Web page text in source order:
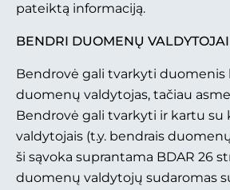
pateiktą informaciją.
BENDRI DUOMENŲ VALDYTOJAI
Bendrovė gali tvarkyti duomenis
duomenų valdytojas, tačiau
Bendrovė gali tvarkyti ir kartu su
valdytojais (t.y. bendrais
ši sąvoka suprantama BDAR 26
duomenų valdytojų sudaromas